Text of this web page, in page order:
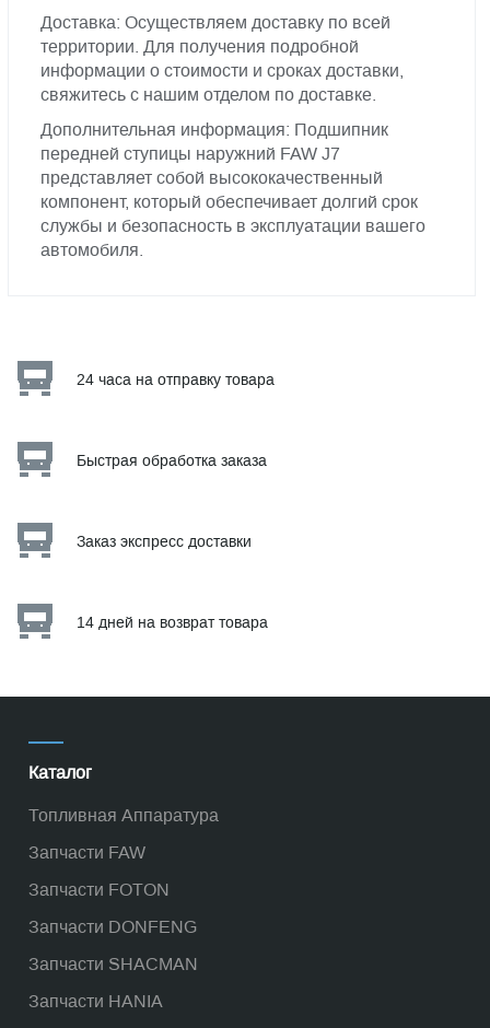
Доставка: Осуществляем доставку по всей
территории. Для получения подробной
информации о стоимости и сроках доставки,
свяжитесь с нашим отделом по доставке.
Дополнительная информация: Подшипник
передней ступицы наружний FAW J7
представляет собой высококачественный
компонент, который обеспечивает долгий срок
службы и безопасность в эксплуатации вашего
автомобиля.
24 часа на отправку товара
Быстрая обработка заказа
Заказ экспресс доставки
14 дней на возврат товара
Каталог
Топливная Аппаратура
Запчасти FAW
Запчасти FOTON
Запчасти DONFENG
Запчасти SHACMAN
Запчасти HANIA